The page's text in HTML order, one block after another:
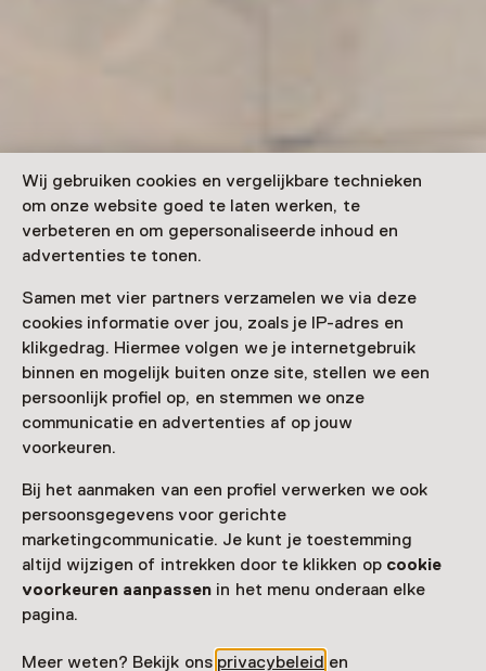
Wij gebruiken cookies en vergelijkbare technieken
om onze website goed te laten werken, te
verbeteren en om gepersonaliseerde inhoud en
advertenties te tonen.
Samen met vier partners verzamelen we via deze
cookies informatie over jou, zoals je IP-adres en
klikgedrag. Hiermee volgen we je internetgebruik
binnen en mogelijk buiten onze site, stellen we een
persoonlijk profiel op, en stemmen we onze
communicatie en advertenties af op jouw
voorkeuren.
Bij het aanmaken van een profiel verwerken we ook
persoonsgegevens voor gerichte
marketingcommunicatie. Je kunt je toestemming
altijd wijzigen of intrekken door te klikken op cookie
voorkeuren aanpassen in het menu onderaan elke
pagina.
Meer weten? Bekijk ons privacybeleid en